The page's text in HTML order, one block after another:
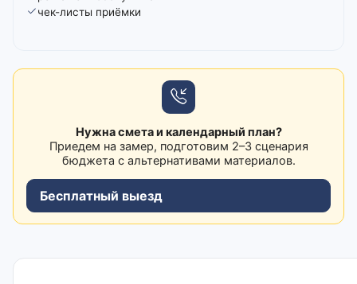
чек-листы приёмки
Нужна смета и календарный план?
Приедем на замер, подготовим 2–3 сценария
бюджета с альтернативами материалов.
Бесплатный выезд